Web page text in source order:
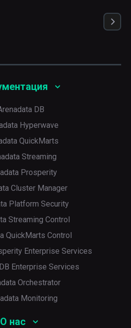
DB
Hyperwave
QuickMarts
Streaming
Prosperity
Cluster Manager
Platform Security
Streaming Control
QuickMarts Control
Enterprise Services
Enterprise Services
Orchestrator
Monitoring
О нас